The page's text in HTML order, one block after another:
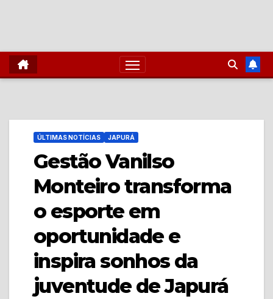
ÚLTIMAS NOTÍCIAS JAPURÁ
Gestão Vanilso
Monteiro transforma
o esporte em
oportunidade e
inspira sonhos da
juventude de Japurá